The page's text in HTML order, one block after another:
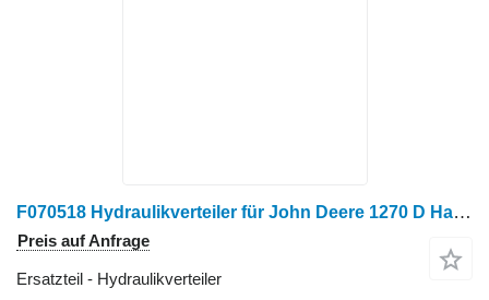
F070518 Hydraulikverteiler für John Deere 1270 D Harvester
Preis auf Anfrage
Ersatzteil - Hydraulikverteiler